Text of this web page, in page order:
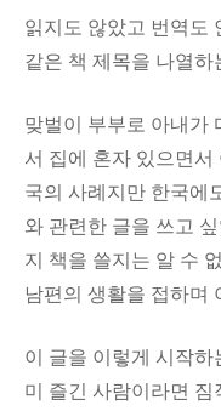
읽지도 않았고 번역도
같은 책 제목을 나열하
맞벌이 부부로 아내가
서 집에 혼자 있으면
국의 사례지만 한국에
와 관련한 글을 쓰고
지 책을 쓸지는 알 수
남편의 생활을 접하며
이 글을 이렇게 시작
미 즐긴 사람이라면